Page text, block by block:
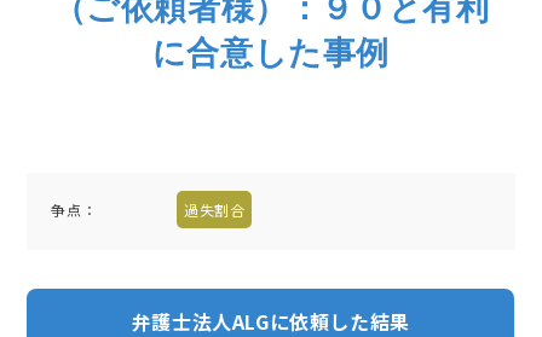
（ご依頼者様）：９０と有利
に合意した事例
争点： 過失割合
弁護士法人ALGに依頼した結果